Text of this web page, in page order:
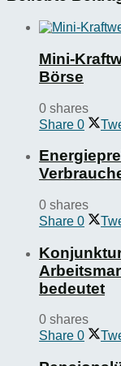
Mini-
Börse
0 shares
Share 0
0 shares
Share 0
bedeutet
0 shares
Share 0